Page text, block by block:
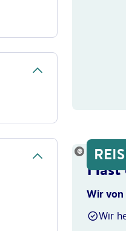
©Antonio_Diaz
Hast
Wir
Wir